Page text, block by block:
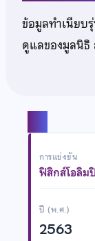
ข้อมูลทำเนียบ
ดูแลของมูลนิธิ
การแข่งขัน
ฟิสิกส์โอลิม
ปี (พ.ศ.)
2563